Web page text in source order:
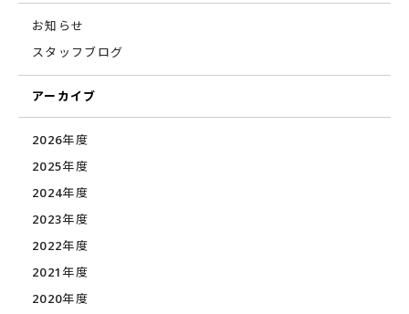
お知らせ
スタッフブログ
アーカイブ
2026年度
2025年度
2024年度
2023年度
2022年度
2021年度
2020年度